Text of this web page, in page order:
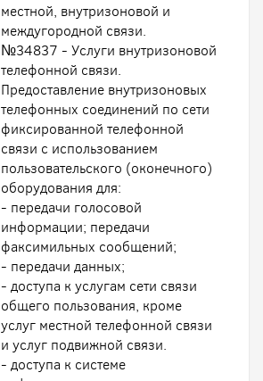
местной, внутризоновой и
междугородной связи.
№34837 - Услуги внутризоновой
телефонной связи.
Предоставление внутризоновых
телефонных соединений по сети
фиксированной телефонной
связи с использованием
пользовательского (оконечного)
оборудования для:
- передачи голосовой
информации; передачи
факсимильных сообщений;
- передачи данных;
- доступа к услугам сети связи
общего пользования, кроме
услуг местной телефонной связи
и услуг подвижной связи.
- доступа к системе